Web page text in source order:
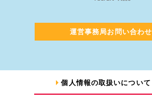
運営事務局お問い合わせ
個人情報の取扱いについて